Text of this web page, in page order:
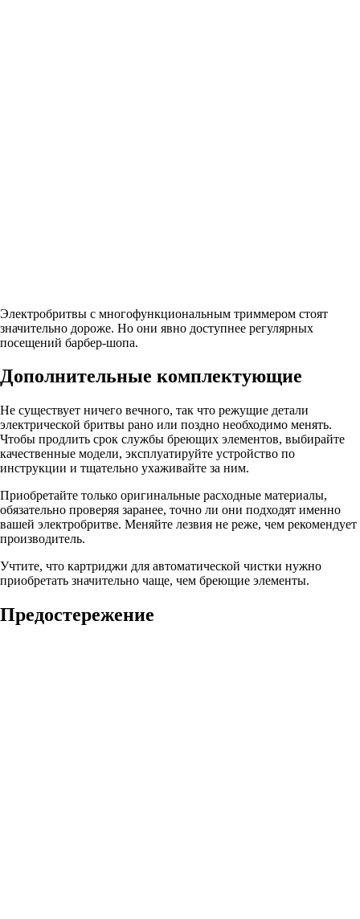
Электробритвы с многофункциональным триммером стоят
значительно дороже. Но они явно доступнее регулярных
посещений барбер-шопа.
Дополнительные комплектующие
Не существует ничего вечного, так что режущие детали
электрической бритвы рано или поздно необходимо менять.
Чтобы продлить срок службы бреющих элементов, выбирайте
качественные модели, эксплуатируйте устройство по
инструкции и тщательно ухаживайте за ним.
Приобретайте только оригинальные расходные материалы,
обязательно проверяя заранее, точно ли они подходят именно
вашей электробритве. Меняйте лезвия не реже, чем рекомендует
производитель.
Учтите, что картриджи для автоматической чистки нужно
приобретать значительно чаще, чем бреющие элементы.
Предостережение